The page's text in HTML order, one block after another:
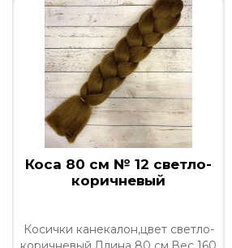
Коса 80 см № 12 светло-
коричневый
Косички канекалон,цвет светло-